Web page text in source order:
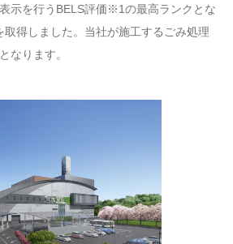
示を行うBELS評価※1の最高ランクとな
得しました。当社が施工するごみ処理
なります。